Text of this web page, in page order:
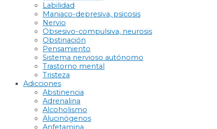
Labilidad
Maniaco-depresiva, psicosis
Nervio
Obsesivo-compulsiva, neurosis
Obstinación
Pensamiento
Sistema nervioso autónomo
Trastorno mental
Tristeza
Adicciones
Abstinencia
Adrenalina
Alcoholismo
Alucinógenos
Anfetamina